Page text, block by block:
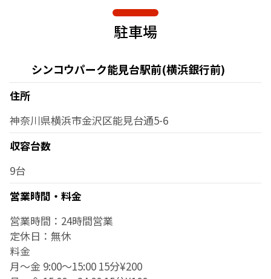
駐車場
シンコウパーク能見台駅前(横浜銀行前)
住所
神奈川県横浜市金沢区能見台通5-6
収容台数
9台
営業時間・料金
営業時間：24時間営業
定休日：無休
料金
月～金 9:00～15:00 15分¥200